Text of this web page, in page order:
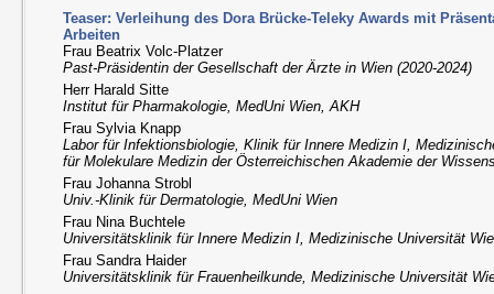
Teaser: Verleihung des Dora Brücke-Teleky Awards mit
Arbeiten
Frau Beatrix Volc-Platzer
Past-Präsidentin der Gesellschaft der Ärzte in Wien (2020-2024)
Herr Harald Sitte
Institut für Pharmakologie, MedUni Wien, AKH
Frau Sylvia Knapp
Labor für Infektionsbiologie, Klinik für Innere Medizin I,
für Molekulare Medizin der Österreichischen Akademie der
Frau Johanna Strobl
Univ.-Klinik für Dermatologie, MedUni Wien
Frau Nina Buchtele
Universitätsklinik für Innere Medizin I, Medizinische Universität
Frau Sandra Haider
Universitätsklinik für Frauenheilkunde, Medizinische Universität